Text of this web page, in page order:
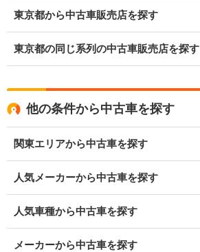
東京都から中古車販売店を探す
東京都の同じ系列の中古車販売店を探す
他の条件から中古車を探す
関東エリアから中古車を探す
人気メーカーから中古車を探す
人気車種から中古車を探す
メーカーから中古車を探す